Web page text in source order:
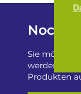
Noch
Sie möchten
werden?
Produkten